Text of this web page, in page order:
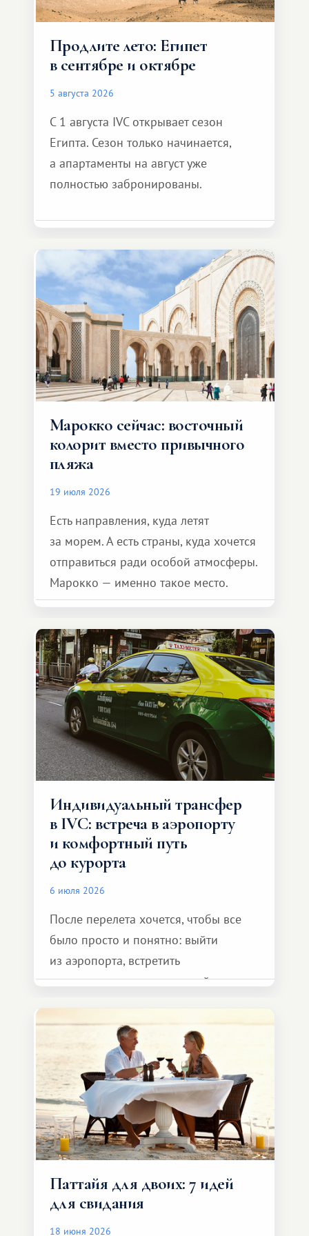
Продлите лето: Египет
в сентябре и октябре
5 августа 2026
С 1 августа IVC открывает сезон
Египта. Сезон только начинается,
а апартаменты на август уже
полностью забронированы.
Марокко сейчас: восточный
колорит вместо привычного
пляжа
19 июля 2026
Есть направления, куда летят
за морем. А есть страны, куда хочется
отправиться ради особой атмосферы.
Марокко — именно такое место.
Индивидуальный трансфер
в IVC: встреча в аэропорту
и комфортный путь
до курорта
6 июля 2026
После перелета хочется, чтобы все
было просто и понятно: выйти
из аэропорта, встретить
представителя транспортной
и спокойно доехать до курорта.
Паттайя для двоих: 7 идей
для свидания
18 июня 2026